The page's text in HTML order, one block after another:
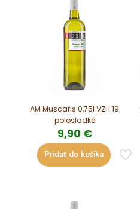
AM Muscaris 0,75l VZH 19
polosladké
9,90 €
Pridať do košíka